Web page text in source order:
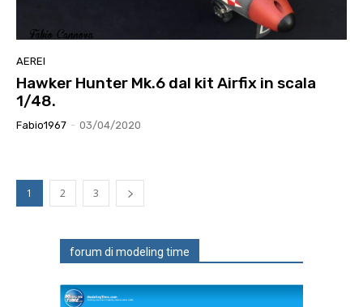
AEREI
Hawker Hunter Mk.6 dal kit Airfix in scala
1/48.
Fabio1967 - 03/04/2020
1 2 3
forum di modeling time